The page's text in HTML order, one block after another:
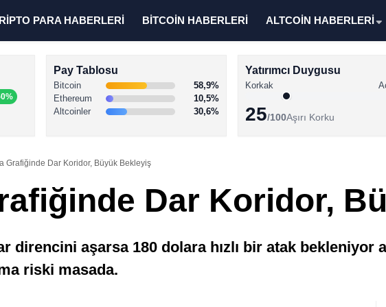
PARA HABERLERİ BİTCOİN HABERLERİ ALTCOİN HABERLERİ
Pay Tablosu
Bitcoin
58,9%
Ethereum
10,5%
Altcoinler
30,6%
Yatırımcı Duygusu
Korkak
25/100Aşırı Korku
Grafiğinde Dar Koridor, Büyük Bekleyiş
Dar Koridor,
direncini aşarsa 180 dolara hızlı bir atak
riski masada.